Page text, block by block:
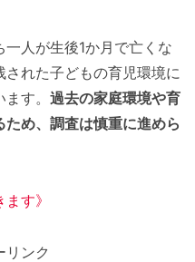
人が生後1か月で亡くな
れた子どもの育児環境に
す。 過去の家庭環境や育
め、調査は慎重に進めら
す》
リンク